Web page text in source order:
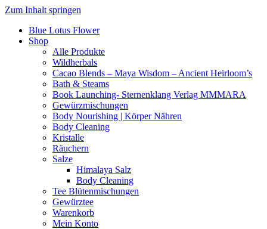
Zum Inhalt springen
Blue Lotus Flower
Shop
Alle Produkte
Wildherbals
Cacao Blends – Maya Wisdom – Ancient Heirloom’s
Bath & Steams
Book Launching- Sternenklang Verlag MMMARA
Gewürzmischungen
Body Nourishing | Körper Nähren
Body Cleaning
Kristalle
Räuchern
Salze
Himalaya Salz
Body Cleaning
Tee Blütenmischungen
Gewürztee
Warenkorb
Mein Konto